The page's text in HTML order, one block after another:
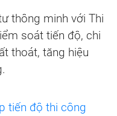
thông minh với Thi
soát tiến độ, chi
thoát, tăng hiệu
tiến độ thi công